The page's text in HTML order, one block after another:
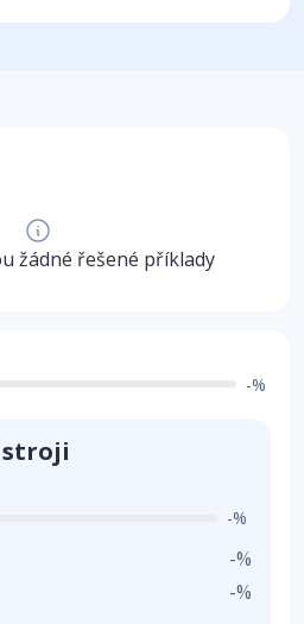
žádné řešené příklady
-%
-%
-%
-%